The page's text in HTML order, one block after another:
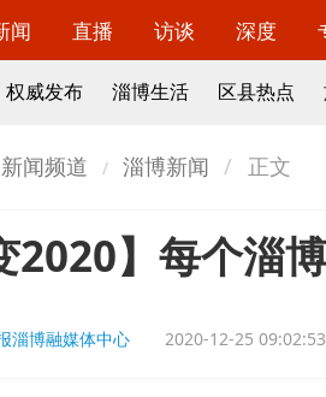
闻 直播 访谈 深度
权威发布 淄博生活 区县热点
新闻频道 淄博新闻 正文
2020】每个淄
淄博融媒体中心 2020-12-25 09:02:53